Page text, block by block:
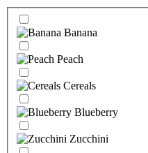
Banana
Peach
Cereals
Blueberry
Zucchini